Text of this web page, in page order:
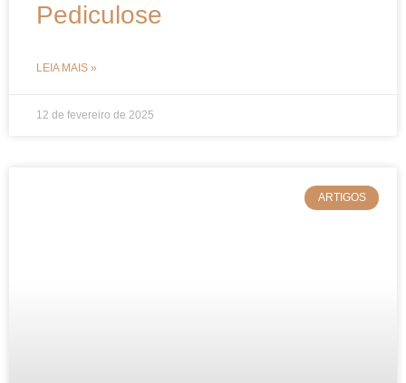
Pediculose
LEIA MAIS »
12 de fevereiro de 2025
ARTIGOS